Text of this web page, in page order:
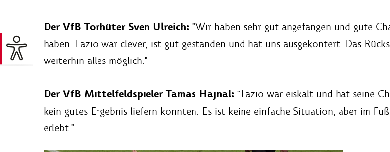
Der VfB Torhüter Sven Ulreich: "Wir haben sehr gut angefangen und gute
haben. Lazio war clever, ist gut gestanden und hat uns ausgekontert. Das
weiterhin alles möglich."
Der VfB Mittelfeldspieler Tamas Hajnal: "Lazio war eiskalt und hat seine
kein gutes Ergebnis liefern konnten. Es ist keine einfache Situation, aber im
erlebt."